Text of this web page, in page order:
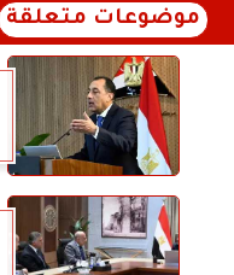
موضوعات متعلقة